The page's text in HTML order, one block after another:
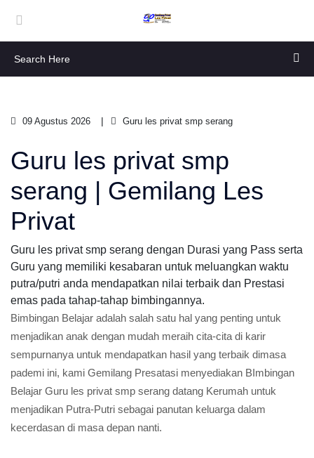
09 Agustus 2026 Guru les privat smp serang
Guru les privat smp
serang | Gemilang Les
Privat
Guru les privat smp serang dengan Durasi yang Pass serta
Guru yang memiliki kesabaran untuk meluangkan waktu
putra/putri anda mendapatkan nilai terbaik dan Prestasi
emas pada tahap-tahap bimbingannya.
Bimbingan Belajar adalah salah satu hal yang penting untuk
menjadikan anak dengan mudah meraih cita-cita di karir
sempurnanya untuk mendapatkan hasil yang terbaik dimasa
pademi ini, kami Gemilang Presatasi menyediakan BImbingan
Belajar Guru les privat smp serang datang Kerumah untuk
menjadikan Putra-Putri sebagai panutan keluarga dalam
kecerdasan di masa depan nanti.